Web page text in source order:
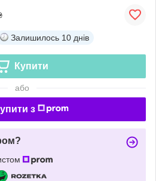
Залишилось 10 днів
Купити
або
з